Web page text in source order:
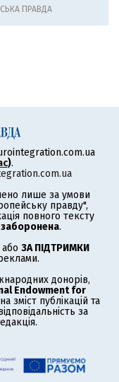
ПРАВДА
).
лише за умови
правду",
повного тексту
заборонена.
або ЗА ПІДТРИМКИ
донорів,
Endowment for
зміст публікацій та
за